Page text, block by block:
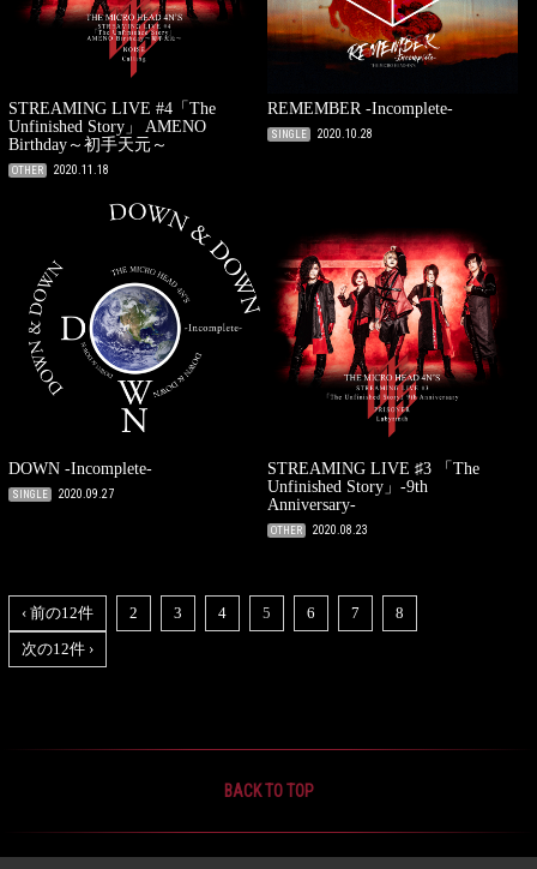
STREAMING LIVE #4「The
Unfinished Story」 AMENO
Birthday～初手天元～
OTHER 2020.11.18
REMEMBER -Incomplete-
SINGLE 2020.10.28
DOWN -Incomplete-
SINGLE 2020.09.27
STREAMING LIVE ♯3 「The
Unfinished Story」-9th
Anniversary-
OTHER 2020.08.23
‹ 前の12件 2 3 4 5 6 7
8
次の12件 ›
BACK TO TOP